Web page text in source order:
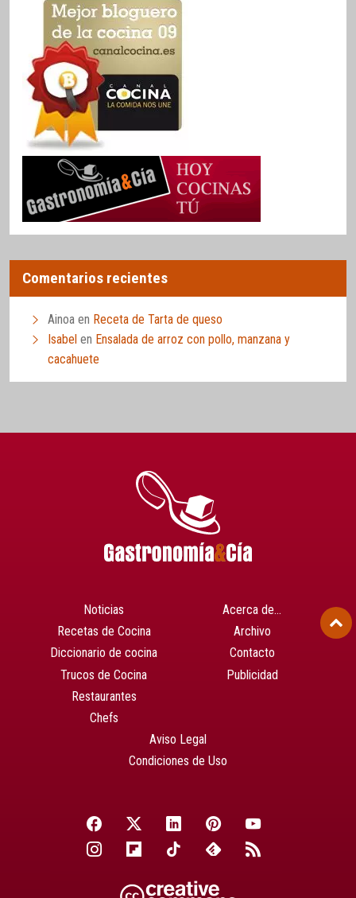
Comentarios recientes
Ainoa en Receta de Tarta de queso
Isabel en Ensalada de arroz con pollo, manzana y
cacahuete
Noticias
Recetas de Cocina
Diccionario de cocina
Trucos de Cocina
Restaurantes
Chefs
Acerca de…
Archivo
Contacto
Publicidad
Aviso Legal
Condiciones de Uso